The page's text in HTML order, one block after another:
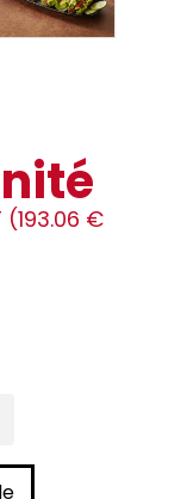
(193.06 €